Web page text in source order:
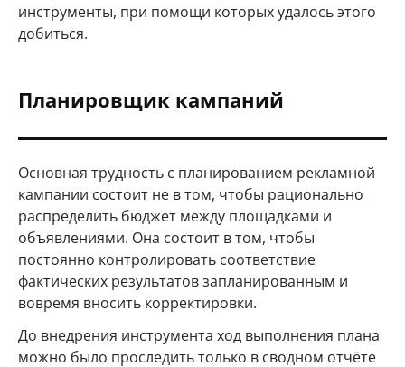
инструменты, при помощи которых удалось этого
добиться.
Планировщик кампаний
Основная трудность с планированием рекламной
кампании состоит не в том, чтобы рационально
распределить бюджет между площадками и
объявлениями. Она состоит в том, чтобы
постоянно контролировать соответствие
фактических результатов запланированным и
вовремя вносить корректировки.
До внедрения инструмента ход выполнения плана
можно было проследить только в сводном отчёте